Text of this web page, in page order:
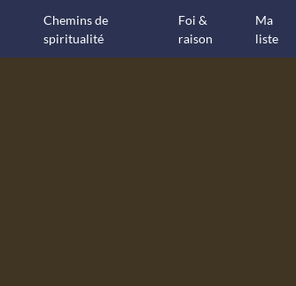
Chemins de
spiritualité
Foi &
raison
Ma
liste